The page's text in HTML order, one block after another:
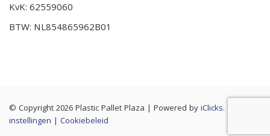
KvK: 62559060
BTW: NL854865962B01
© Copyright 2026 Plastic Pallet Plaza | Powered byiClicks. |
instellingen | Cookiebeleid